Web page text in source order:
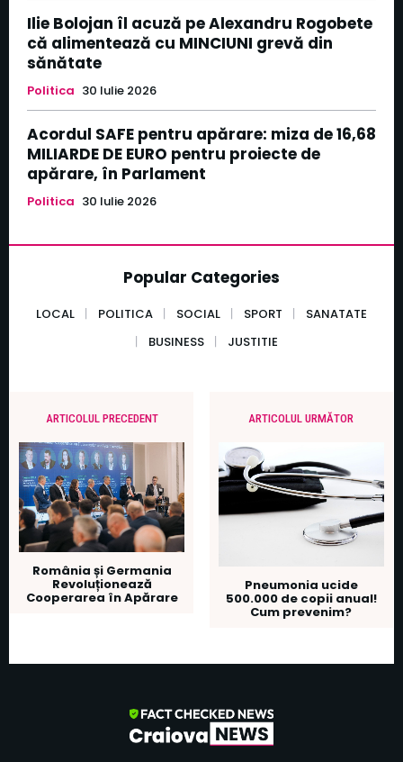
Ilie Bolojan îl acuză pe Alexandru Rogobete
că alimentează cu MINCIUNI grevă din
sănătate
Politica 30 Iulie 2026
Acordul SAFE pentru apărare: miza de 16,68
MILIARDE DE EURO pentru proiecte de
apărare, în Parlament
Politica 30 Iulie 2026
Popular Categories
LOCAL POLITICA SOCIAL SPORT
SANATATE
BUSINESS
JUSTITIE
ARTICOLUL PRECEDENT
România și Germania
Revoluționează
Cooperarea în Apărare
ARTICOLUL URMĂTOR
Pneumonia ucide
500.000 de copii anual!
Cum prevenim?